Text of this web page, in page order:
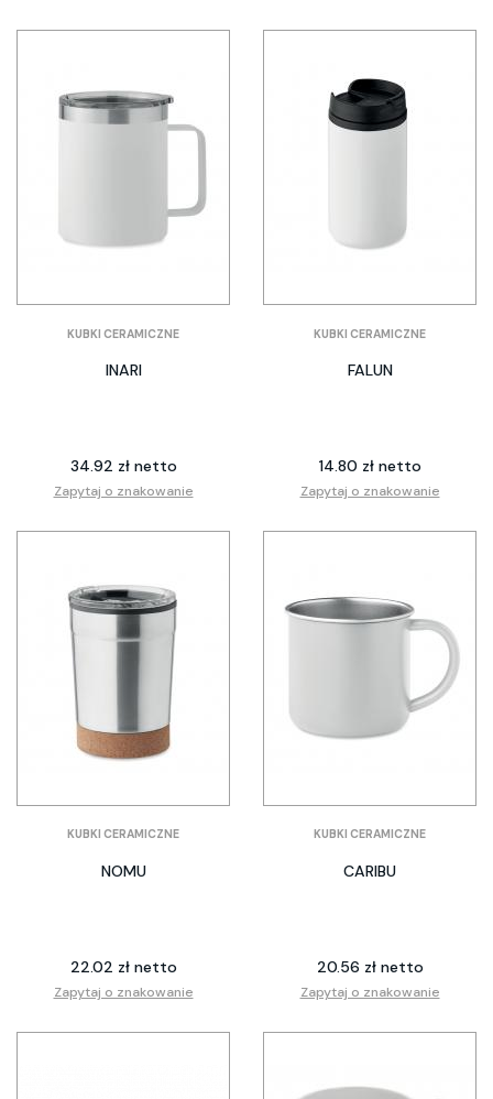
KUBKI CERAMICZNE
INARI
34.92 zł netto
Zapytaj o znakowanie
KUBKI CERAMICZNE
FALUN
14.80 zł netto
Zapytaj o znakowanie
KUBKI CERAMICZNE
NOMU
22.02 zł netto
Zapytaj o znakowanie
KUBKI CERAMICZNE
CARIBU
20.56 zł netto
Zapytaj o znakowanie